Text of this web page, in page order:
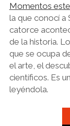
Momentos
la que conocí a
catorce
de la historia.
que se ocupa
el arte, el
científicos. Es
leyéndola.